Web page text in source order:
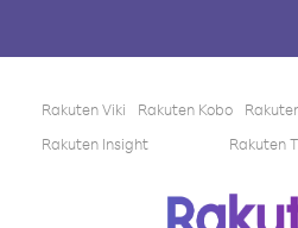
Rakuten Viki Rakuten Kobo
Rakuten Insight
Rakuten